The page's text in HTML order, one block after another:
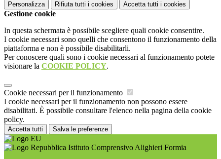
Personalizza Rifiuta tutti i cookies Accetta tutti i cookies
Gestione cookie
In questa schermata è possibile scegliere quali cookie consentire.
I cookie necessari sono quelli che consentono il funzionamento della
piattaforma e non è possibile disabilitarli.
Per conoscere quali sono i cookie necessari al funzionamento potete
visionare la COOKIE POLICY.
Cookie necessari per il funzionamento
I cookie necessari per il funzionamento non possono essere
disabilitati. È possibile consultare l'elenco nella pagina della cookie
policy.
Accetta tutti Salva le preferenze
Istituto Comprensivo Alighieri Formia